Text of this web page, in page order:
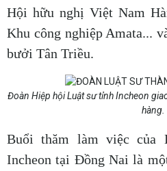
Hội hữu nghị Việt Nam
Khu công nghiệp Amata...
bưởi Tân Triều.
Đoàn Hiệp hội Luật sư tỉnh Incheon
hàng.
Buổi thăm làm việc của
Incheon tại Đồng Nai là